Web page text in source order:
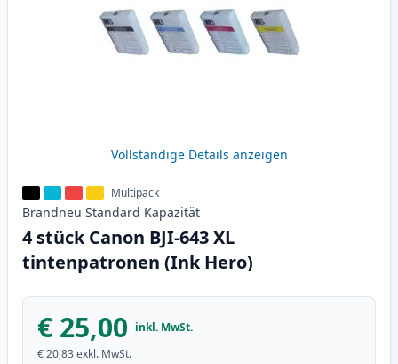
Vollständige Details anzeigen
Multipack
Brandneu Standard Kapazität
4 stück Canon BJI-643 XL
tintenpatronen (Ink Hero)
€ 25,00 inkl. MwSt.
€ 20,83exkl. MwSt.